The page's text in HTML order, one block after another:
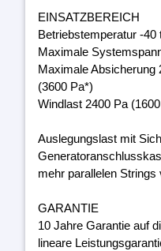
EINSATZBEREICH
Betriebstemperatur -40
Maximale
Maximale Absicherung
(3600 Pa*)
Windlast 2400 Pa
Auslegungslast mit
mehr parallelen Strings
GARANTIE
10 Jahre Garantie auf
lineare